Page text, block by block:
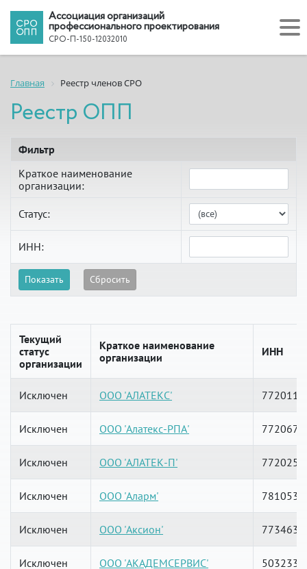
Ассоциация организаций
профессионального проектирования
СРО-П-150-12032010
Главная Реестр членов СРО
Реестр ОПП
Фильтр
Краткое наименование
организации:
Статус:
ИНН:
Текущий
статус
организации
Краткое наименование
организации
ИНН
Исключен ООО 'АЛАТЕКС'
Исключен ООО 'Алатекс-РПА'
Исключен ООО 'АЛАТЕК-П'
Исключен ООО 'Аларм'
Исключен ООО 'Аксион'
Исключен ООО 'АКАДЕМСЕРВИС'